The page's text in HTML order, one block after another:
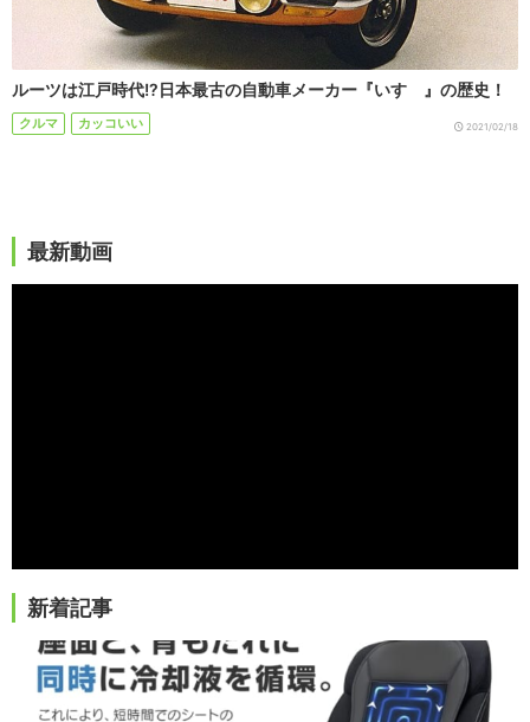
ルーツは江戸時代!?日本最古の自動車メーカー『いすゞ』の歴史！
クルマ カッコいい 2021/02/18
最新動画
新着記事